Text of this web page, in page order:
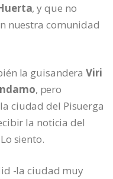
, y que no
nuestra comunidad
la guisanderaViri
, pero
ciudad del Pisuerga
la noticia del
siento.
-la ciudad muy